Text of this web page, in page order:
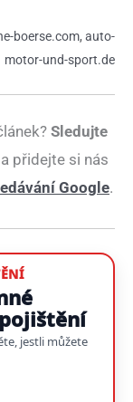
boerse.com, auto-
motor-und-sport.de
Sledujte
a přidejte si nás
Google.
jestli můžete